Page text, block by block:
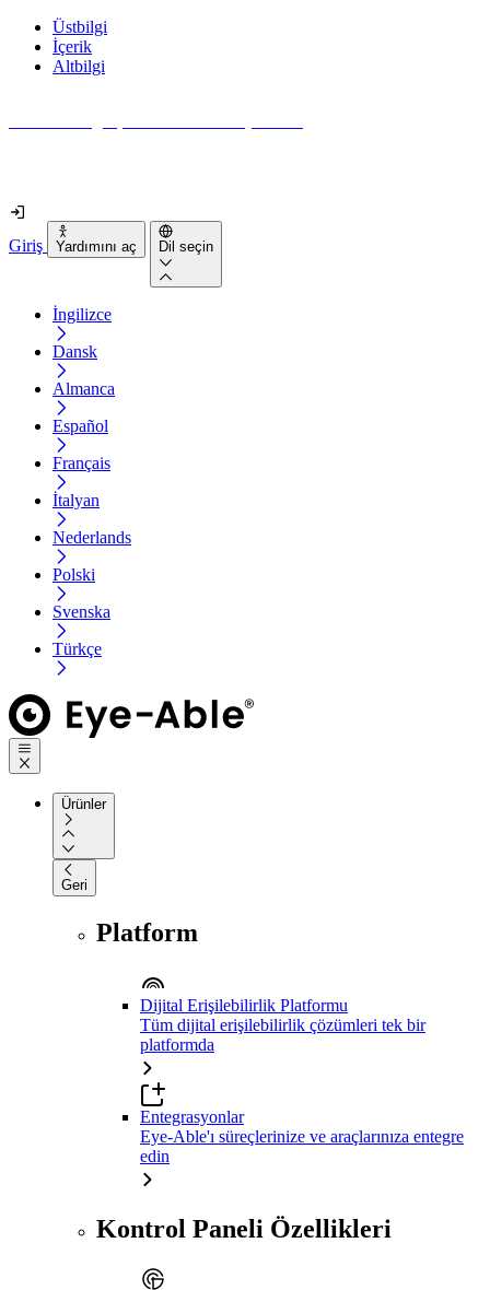
Üstbilgi
İçerik
Altbilgi
Giriş Yardımını aç Dil seçin
İngilizce
Dansk
Almanca
Español
Français
İtalyan
Nederlands
Polski
Svenska
Türkçe
Ürünler
Geri
Platform
Dijital Erişilebilirlik Platformu
Tüm dijital erişilebilirlik çözümleri tek bir
platformda
Entegrasyonlar
Eye-Able'ı süreçlerinize ve araçlarınıza entegre
edin
Kontrol Paneli Özellikleri